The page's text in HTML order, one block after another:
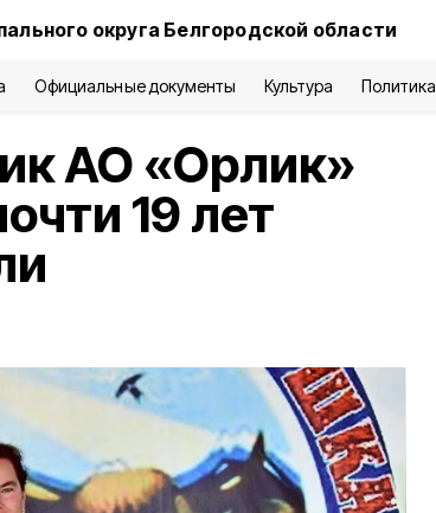
округа Белгородской области
Официальные документы Культура Политика
АО «Орлик»
19 лет